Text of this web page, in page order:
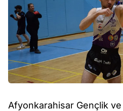
Afyonkarahisar Gençlik ve